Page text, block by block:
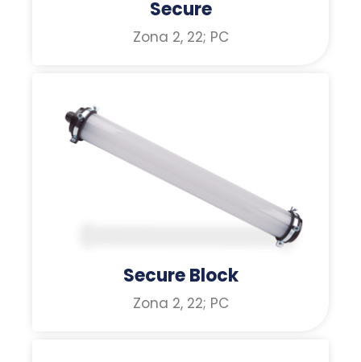
Secure
Zona 2, 22; PC
Secure Block
Zona 2, 22; PC